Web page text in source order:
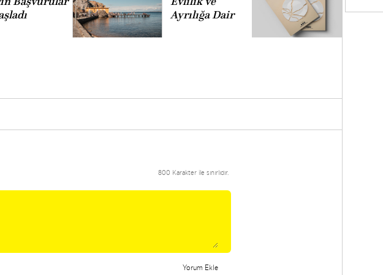
Ayrılığa Dair
800 Karakter ile sınırlıdır.
Yorum Ekle